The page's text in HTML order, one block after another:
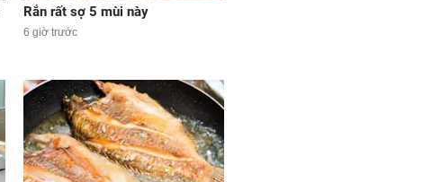
Rắn rất sợ 5 mùi này
6 giờ trước